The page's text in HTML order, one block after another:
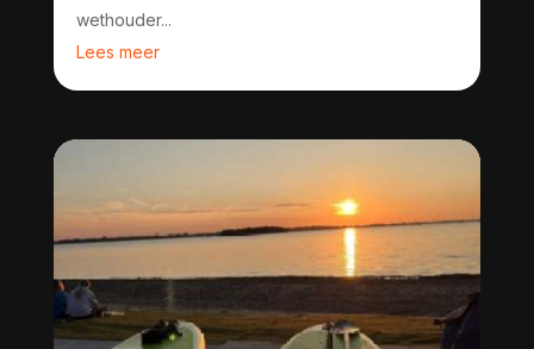
wethouder...
Lees meer